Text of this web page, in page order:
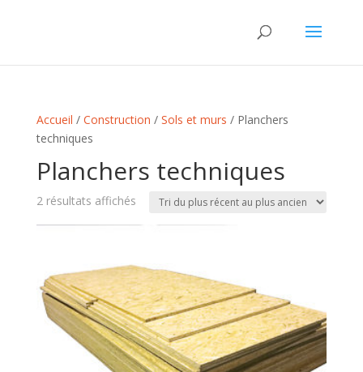
Accueil / Construction / Sols et murs / Planchers
techniques
Planchers techniques
2 résultats affichésTrié
au
plus
ancien